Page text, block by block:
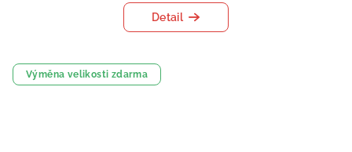
Detail
Výměna velikosti zdarma